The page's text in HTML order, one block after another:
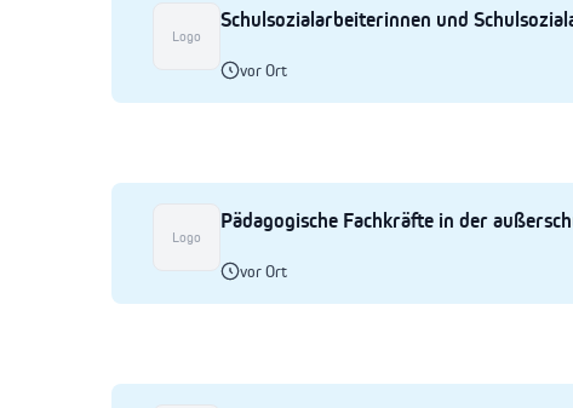
Logo
Schulsozialarbeiterinnen und
vor Ort
Logo
Pädagogische Fachkräfte in der
vor Ort